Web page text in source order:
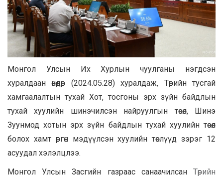
Монгол Улсын Их Хурлын чуулганы нэгдсэн
хуралдаан
өнөөдөр (2024.05.28)
хуралдаж, Төрийн тусгай
хамгаалалтын тухай Хот, тосгоны эрх зүйн байдлын
тухай хуулийн шинэчилсэн найруулгын төсөл, Шинэ
Зуунмод хотын эрх зүйн байдлын тухай хуулийн төсөл
болох хамт өргөн мэдүүлсэн хуулийн төслүүд зэрэг 12
асуудал хэлэлцлээ.
Монгол Улсын Засгийн газраас санаачилсан Төрийн